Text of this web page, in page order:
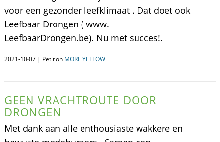
voor een gezonder leefklimaat . Dat doet ook
Leefbaar Drongen ( www.
LeefbaarDrongen.be). Nu met succes!.
2021-10-07 | Petition MORE YELLOW
GEEN VRACHTROUTE DOOR
DRONGEN
Met dank aan alle enthousiaste wakkere en